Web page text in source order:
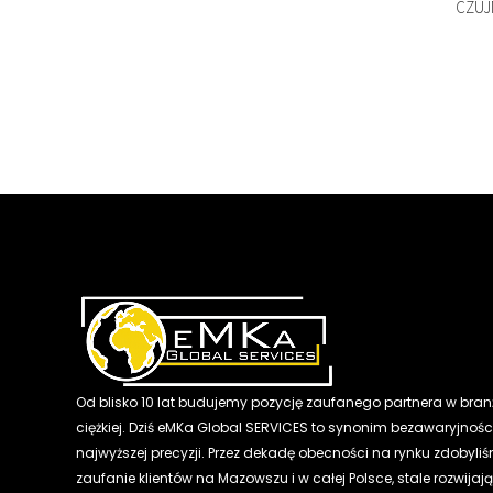
Od blisko 10 lat budujemy pozycję zaufanego partnera w
ciężkiej. Dziś eMKa Global SERVICES to synonim
najwyższej precyzji. Przez dekadę obecności na rynku
zaufanie klientów na Mazowszu i w całej Polsce, stale